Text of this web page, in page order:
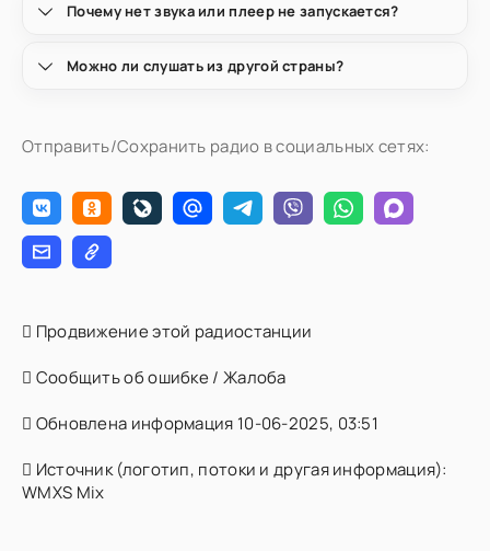
Почему нет звука или плеер не запускается?
Можно ли слушать из другой страны?
Отправить/Сохранить радио в социальных сетях:
Продвижение этой радиостанции
Сообщить об ошибке / Жалоба
Обновлена информация 10-06-2025, 03:51
Источник (логотип, потоки и другая информация):
WMXS Mix